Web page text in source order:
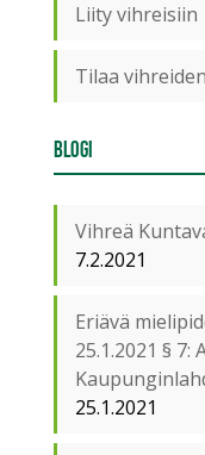
Liity vihreisiin
Tilaa
Blogi
Vihreä
7.2.2021
Eriävä
25.1.2021 § 7:
25.1.2021